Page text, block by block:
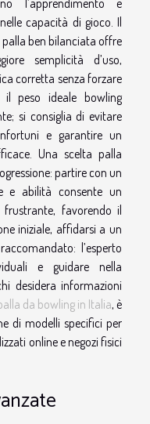
l’apprendimento e
capacità di gioco. Il
ben bilanciata offre
semplicità d’uso,
corretta senza forzare
peso ideale bowling
si consiglia di evitare
e garantire un
Una scelta palla
partire con un
e abilità consente un
favorendo il
iniziale, affidarsi a un
l’esperto
e guidare nella
desidera informazioni
da bowling in Italia, è
di modelli specifici per
online e negozi fisici